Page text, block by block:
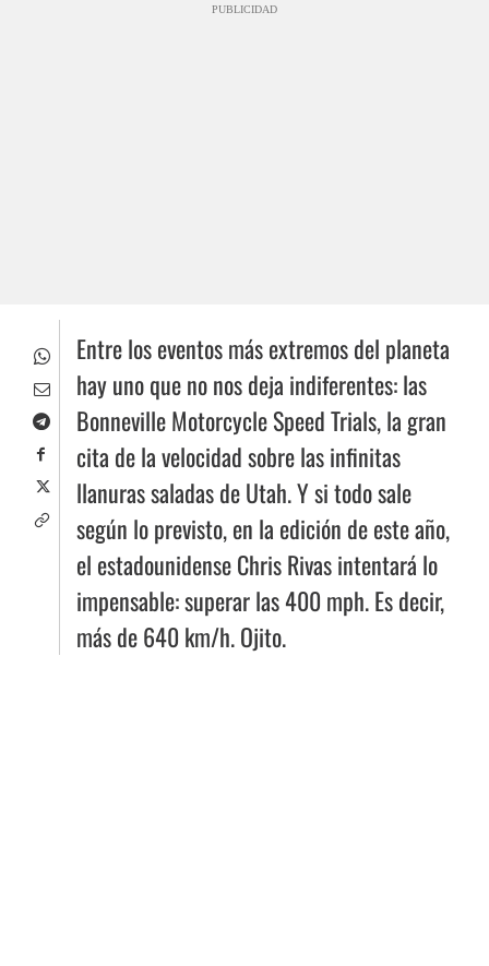
PUBLICIDAD
Entre los eventos más extremos del planeta
hay uno que no nos deja indiferentes: las
Bonneville Motorcycle Speed Trials, la gran
cita de la velocidad sobre las infinitas
llanuras saladas de Utah. Y si todo sale
según lo previsto, en la edición de este año,
el estadounidense Chris Rivas intentará lo
impensable: superar las 400 mph. Es decir,
más de 640 km/h. Ojito.